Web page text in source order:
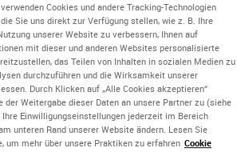
on the emergent ethical concerns
of health. From 2019 to 2020 he
scholar at the Berkeley Center for
fellow for the Berggruen
of the Human" Project. From
the Earl S Johnson Instructor in
University of Chicago's Master of
Social Sciences.
Cookies und andere Tracking-Technologien
Sie uns direkt zur Verfügung stellen, wie z. B. Ihre
unserer Website zu verbessern, Ihnen auf
mit dieser und anderen Websites personalisierte
das Teilen von Inhalten in sozialen Medien zu
durchzuführen und die Wirksamkeit unserer
Durch Klicken auf „Alle Cookies akzeptieren“
Weitergabe dieser Daten an unsere Partner zu (siehe
Ihre Einwilligungseinstellungen jederzeit im Bereich
unteren Rand unserer Website ändern. Lesen Sie
um mehr über unsere Praktiken zu erfahren Cookie